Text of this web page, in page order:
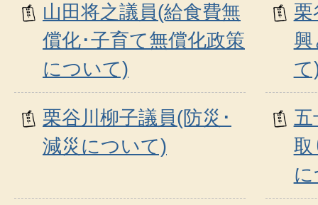
山田将之議員(給食費無
償化･子育て無償化政策
について)
栗
て
栗谷川柳子議員(防災･
減災について)
五
取